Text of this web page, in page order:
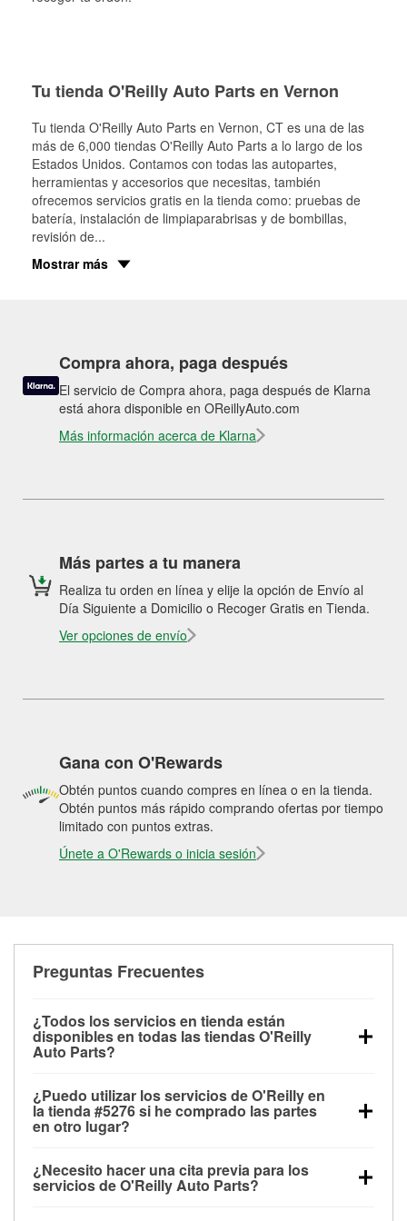
Tu tienda O'Reilly Auto Parts en Vernon
Tu tienda O'Reilly Auto Parts en Vernon, CT es una de las
más de 6,000 tiendas O'Reilly Auto Parts a lo largo de los
Estados Unidos. Contamos con todas las autopartes,
herramientas y accesorios que necesitas, también
ofrecemos servicios gratis en la tienda como: pruebas de
batería, instalación de limpiaparabrisas y de bombillas,
revisión de...
Mostrar más
Compra ahora, paga después
El servicio de Compra ahora, paga después de Klarna
está ahora disponible en OReillyAuto.com
Más información acerca de Klarna
Más partes a tu manera
Realiza tu orden en línea y elije la opción de Envío al
Día Siguiente a Domicilio o Recoger Gratis en Tienda.
Ver opciones de envío
Gana con O'Rewards
Obtén puntos cuando compres en línea o en la tienda.
Obtén puntos más rápido comprando ofertas por tiempo
limitado con puntos extras.
Únete a O'Rewards o inicia sesión
Preguntas Frecuentes
¿Todos los servicios en tienda están
disponibles en todas las tiendas O'Reilly
Auto Parts?
las pruebas de batería, pruebas de alternador y
motor de arranque, revisión de la luz “Check Engine”
con O'Reilly VeriScan® e instalación de
limpiaparabrisas o bombillas, están disponibles en
todas las tiendas O'Reilly Auto Parts. La tienda
¿Puedo utilizar los servicios de O'Reilly en
la tienda #5276 si he comprado las partes
en otro lugar?
de O'Reilly Auto Parts que estén disponibles en la
tienda #5276 de Vernon, CT aunque hayas
¿Necesito hacer una cita previa para los
servicios de O'Reilly Auto Parts?